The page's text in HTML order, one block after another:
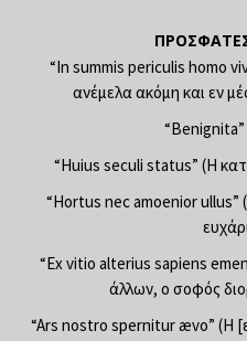
“In summis periculis homo
ανέμελα ακόμη και εν
“Huius seculi status” (Η
“Hortus nec amoenior ullus”
“Ex vitio alterius sapiens
άλλων, ο σοφός
“Ars nostro spernitur ævo” (Η